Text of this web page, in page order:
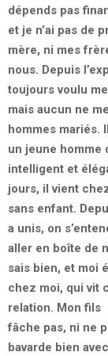
dépends pas
et je n’ai pas de
mère, ni mes
nous. Depuis
toujours voulu
mais aucun ne
hommes mariés.
un jeune homme
intelligent et
jours, il vient
sans enfant.
a unis, on
aller en boîte de
sais bien, et moi
chez moi, qui vit
relation. Mon fils
fâche pas, ni ne
bavarde bien